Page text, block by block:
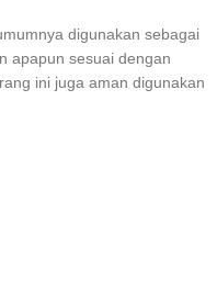
digunakan sebagai
apapun sesuai dengan
ini juga aman digunakan